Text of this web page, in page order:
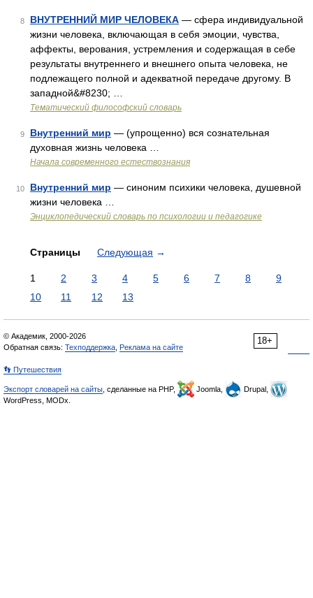
8 ВНУТРЕННИЙ МИР ЧЕЛОВЕКА — сфера индивидуальной
жизни человека, включающая в себя эмоции, чувства,
аффекты, верования, устремления и содержащая в себе
результаты внутреннего и внешнего опыта человека, не
подлежащего полной и адекватной передаче другому. В
западной&#8230; …
Тематический философский словарь
9 Внутренний мир — (упрощенно) вся сознательная
духовная жизнь человека …
Начала современного естествознания
10 Внутренний мир — синоним психики человека, душевной
жизни человека …
Энциклопедический словарь по психологии и педагогике
Страницы Следующая →
1 2 3 4 5 6 7 8
9
10
11 12 13
18+
© Академик, 2000-2026
Обратная связь: Техподдержка Реклама на сайте
👣 Путешествия
Экспорт словарей на сайты , сделанные на PHP, Joomla,
Drupal,
WordPress, MODx.